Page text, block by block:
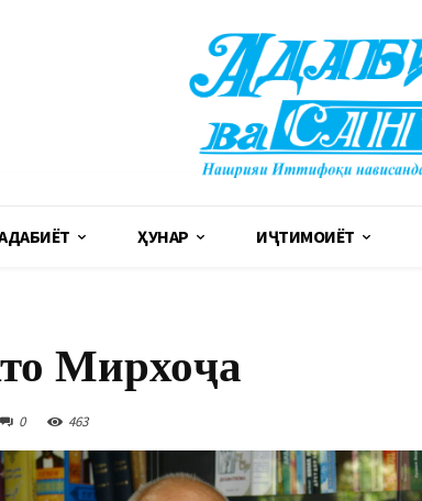
ҲУНАР ИҶТИМОИЁТ
Мирхоҷа
0 463